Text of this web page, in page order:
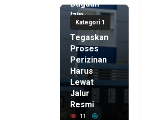
Kategori 1
Dugaan
Izin
Palsu,
Tegaskan
Proses
Perizinan
Harus
Lewat
Jalur
Resmi
11